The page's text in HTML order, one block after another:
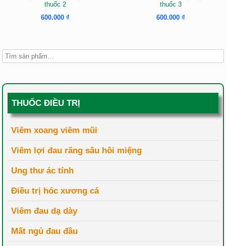
thuốc 2
600.000₫
thuốc 3
600.000 ₫
THUỐC ĐIỀU TRỊ
Viêm xoang viêm mũi
Viêm lợi đau răng sâu hôi miệng
Ung thư ác tính
Điều trị hóc xương cá
Viêm đau dạ dày
Mất ngủ đau đầu